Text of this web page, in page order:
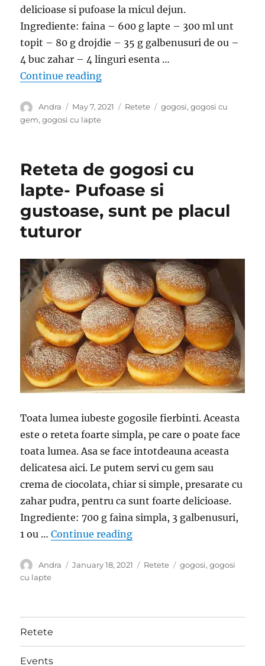
delicioase si pufoase la micul dejun.
Ingrediente: faina – 600 g lapte – 300 ml unt
topit – 80 g drojdie – 35 g galbenusuri de ou –
4 buc zahar – 4 linguri esenta …
Continue reading“Gogosi moi si pufoase, cu totii le
Author
Andra
Posted
on
May 7, 2021 Categories
Retete Tags
gogosi,gogosi cu
gem,gogosi cu lapte
Reteta de gogosi cu
lapte- Pufoase si
gustoase, sunt pe placul
tuturor
Toata lumea iubeste gogosile fierbinti. Aceasta
este o reteta foarte simpla, pe care o poate face
toata lumea. Asa se face intotdeauna aceasta
delicatesa aici. Le putem servi cu gem sau
crema de ciocolata, chiar si simple, presarate cu
zahar pudra, pentru ca sunt foarte delicioase.
Ingrediente: 700 g faina simpla, 3 galbenusuri,
1 ou …Continue reading“Reteta de gogosi cu
Author
Andra
Posted
January 18, 2021 Categories
Retete Tags
gogosi,gogosi
cu lapte
Retete
Events